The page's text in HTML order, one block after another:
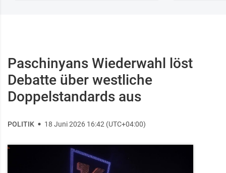
Paschinyans Wiederwahl löst
Debatte über westliche
Doppelstandards aus
POLITIK 18 Juni 2026 16:42 (UTC+04:00)